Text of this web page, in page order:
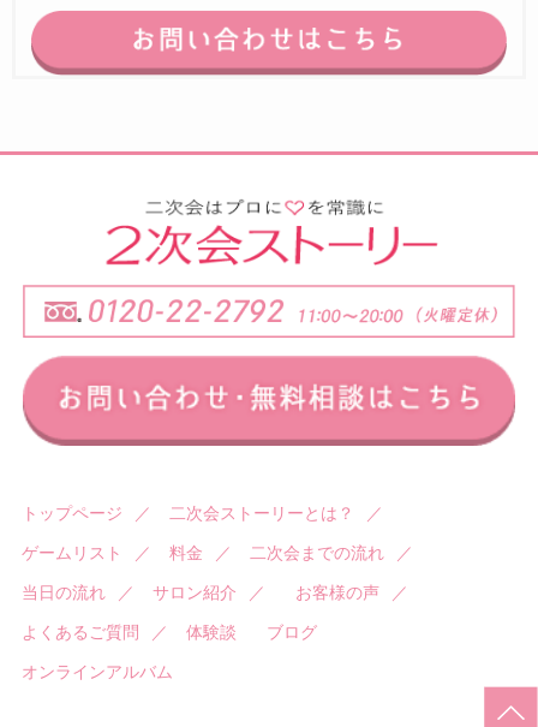
トップページ ／ 二次会ストーリーとは？ ／
ゲームリスト ／ 料金 ／ 二次会までの流れ ／
当日の流れ ／ サロン紹介 ／ お客様の声 ／
よくあるご質問 ／ 体験談 ブログ
オンラインアルバム